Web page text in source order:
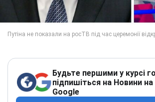
Будьте першими у курсі
підпишіться на Новини на
Google